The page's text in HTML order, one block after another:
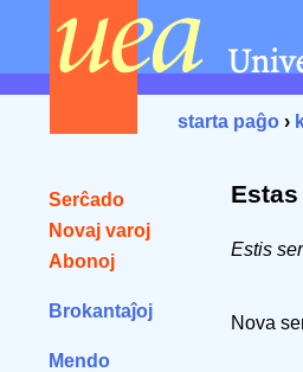
starta paĝo ›
Serĉado
Novaj varoj
Abonoj
Brokantaĵoj
Mendo
Estis
Nova